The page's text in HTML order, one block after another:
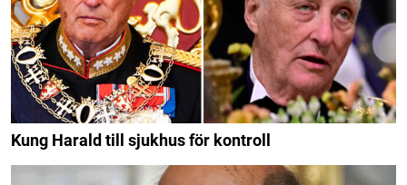
Kung Harald till sjukhus för kontroll